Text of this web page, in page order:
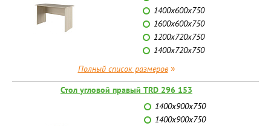
1400x600x750
1600x600x750
1200х720x750
1400х720x750
Полный список размеров»
Стол угловой правый TRD 296 153
1400x900x750
1400x900x750